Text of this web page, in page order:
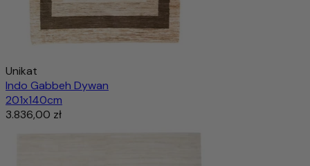
Unikat
Indo Gabbeh Dywan
201x140cm
3.836,00 zł